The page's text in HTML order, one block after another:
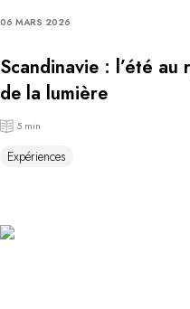
06 MARS 2026
Scandinavie : l’été
de la lumière
5 min
Expériences